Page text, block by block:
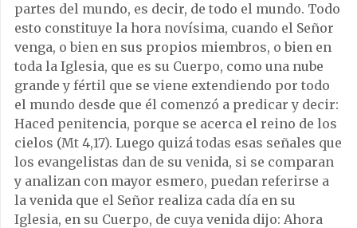
partes del mundo, es decir, de todo el mundo. Todo
esto constituye la hora novísima, cuando el Señor
venga, o bien en sus propios miembros, o bien en
toda la Iglesia, que es su Cuerpo, como una nube
grande y fértil que se viene extendiendo por todo
el mundo desde que él comenzó a predicar y decir:
Haced penitencia, porque se acerca el reino de los
cielos (Mt 4,17). Luego quizá todas esas señales que
los evangelistas dan de su venida, si se comparan
y analizan con mayor esmero, puedan referirse a
la venida que el Señor realiza cada día en su
Iglesia, en su Cuerpo, de cuya venida dijo: Ahora